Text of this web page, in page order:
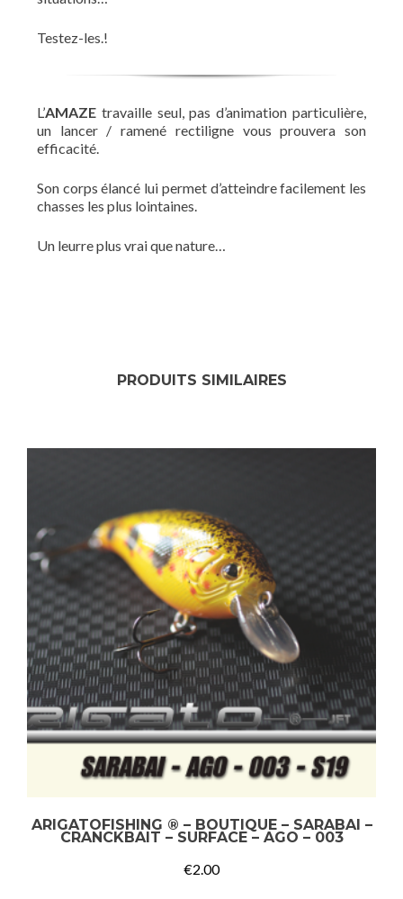
Testez-les.!
L’AMAZE travaille seul, pas d’animation particulière,
un lancer / ramené rectiligne vous prouvera son
efficacité.
Son corps élancé lui permet d’atteindre facilement les
chasses les plus lointaines.
Un leurre plus vrai que nature…
PRODUITS SIMILAIRES
ARIGATOFISHING ® – BOUTIQUE – SARABAI –
CRANCKBAIT – SURFACE – AGO – 003
€2.00